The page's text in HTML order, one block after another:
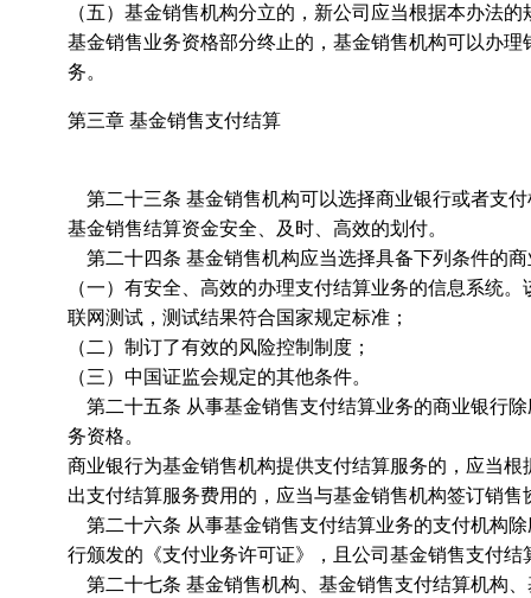
（五）基金销售机构分立的，新公司应当根据本办法
基金销售业务资格部分终止的，基金销售机构可以办
务。
第三章 基金销售支付结算
第二十三条 基金销售机构可以选择商业银行或者支
基金销售结算资金安全、及时、高效的划付。
第二十四条 基金销售机构应当选择具备下列条件的
（一）有安全、高效的办理支付结算业务的信息系统
联网测试，测试结果符合国家规定标准；
（二）制订了有效的风险控制制度；
（三）中国证监会规定的其他条件。
第二十五条 从事基金销售支付结算业务的商业银行
务资格。
商业银行为基金销售机构提供支付结算服务的，应当
出支付结算服务费用的，应当与基金销售机构签订销
第二十六条 从事基金销售支付结算业务的支付机构
行颁发的《支付业务许可证》，且公司基金销售支付
第二十七条 基金销售机构、基金销售支付结算机构